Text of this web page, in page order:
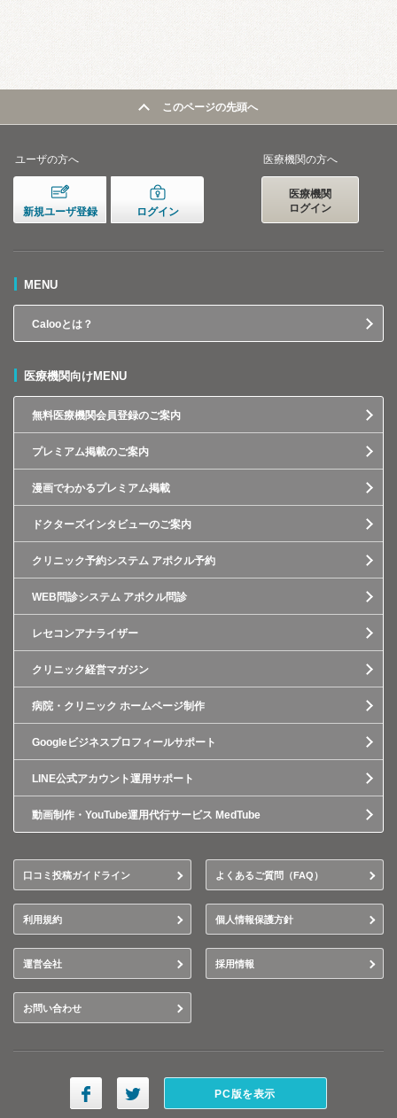
このページの先頭へ
ユーザの方へ
新規ユーザ登録 ログイン
医療機関の方へ
医療機関
ログイン
MENU
Calooとは？
医療機関向けMENU
無料医療機関会員登録のご案内
プレミアム掲載のご案内
漫画でわかるプレミアム掲載
ドクターズインタビューのご案内
クリニック予約システム アポクル予約
WEB問診システム アポクル問診
レセコンアナライザー
クリニック経営マガジン
病院・クリニック ホームページ制作
Googleビジネスプロフィールサポート
LINE公式アカウント運用サポート
動画制作・YouTube運用代行サービス MedTube
口コミ投稿ガイドライン よくあるご質問（FAQ）
利用規約 個人情報保護方針
運営会社 採用情報
お問い合わせ
PC版を表示